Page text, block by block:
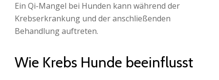
Ein Qi-Mangel bei Hunden kann während der
Krebserkrankung und der anschließenden
Behandlung auftreten.
Wie Krebs Hunde beeinflusst